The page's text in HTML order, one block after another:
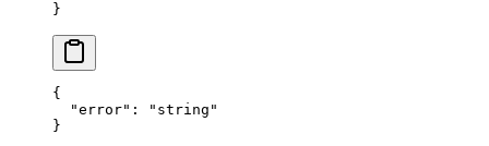
}
{
  "error"
:
"string"
}